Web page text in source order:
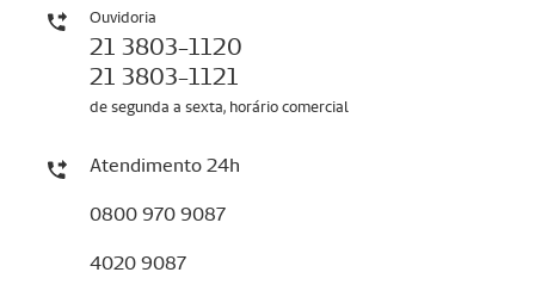
Ouvidoria
21 3803-1120
21 3803-1121
de segunda a sexta, horário comercial
Atendimento 24h
0800 970 9087
4020 9087